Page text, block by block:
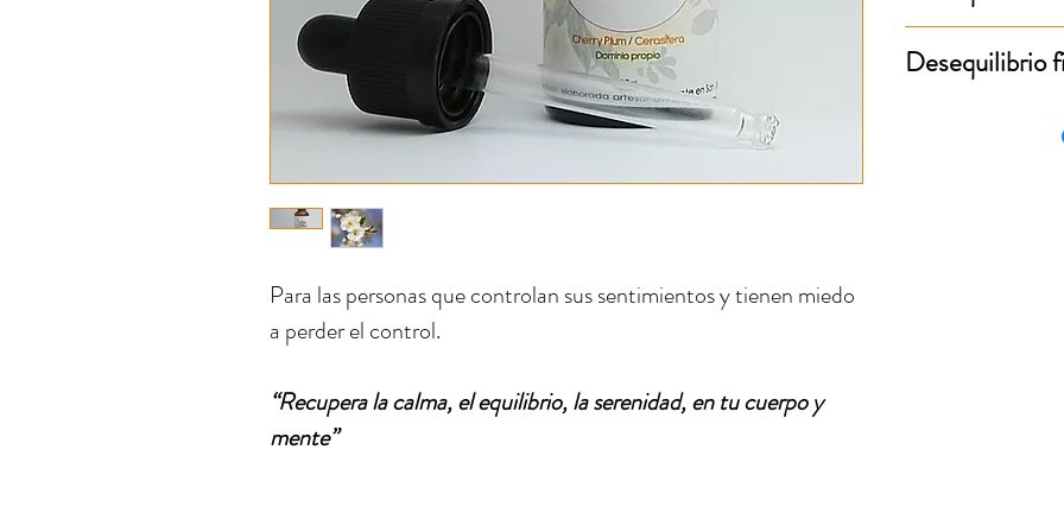
Para las personas que controlan sus sentimientos y tienen miedo
a perder el control.
“Recupera la calma, el equilibrio, la serenidad, en tu cuerpo y
mente”
personas que
veces no pueden
Desequilibrio
sudoración,